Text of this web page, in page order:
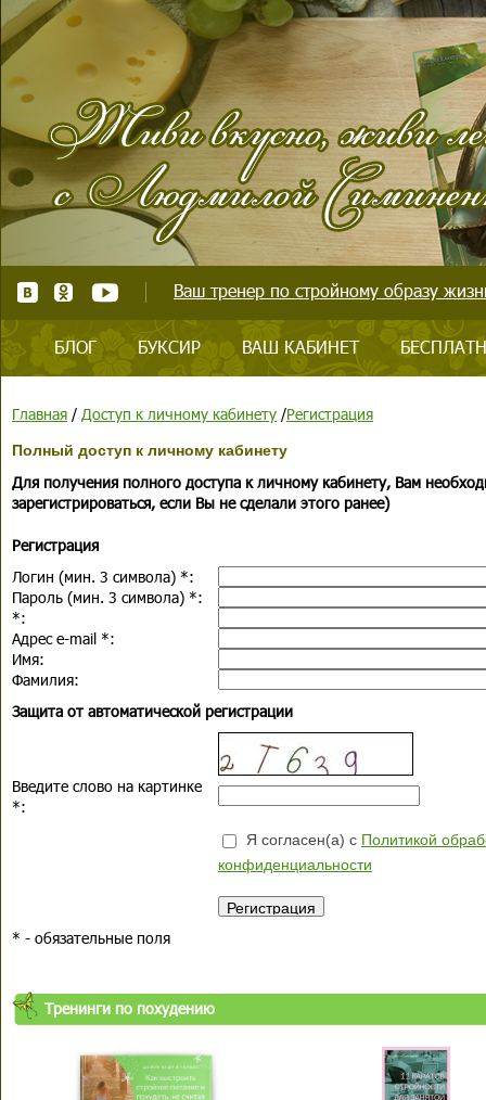
Ваш тренер по стройному образу
БЛОГ БУКСИР ВАШ КАБИНЕТ
Главная / Доступ к личному кабинету /Регистрация
Полный доступ к личному кабинету
Для получения полного доступа к личному кабинету, Вам
зарегистрироваться, если Вы не сделали этого ранее)
Регистрация
Логин (мин. 3 символа) *:
Пароль (мин. 3 символа) *:
*:
Адрес e-mail *:
Имя:
Фамилия:
Защита от автоматической регистрации
Введите слово на картинке
*:
Я согласен(а) с Политикой
конфиденциальности
* - обязательные поля
Тренинги по похудению